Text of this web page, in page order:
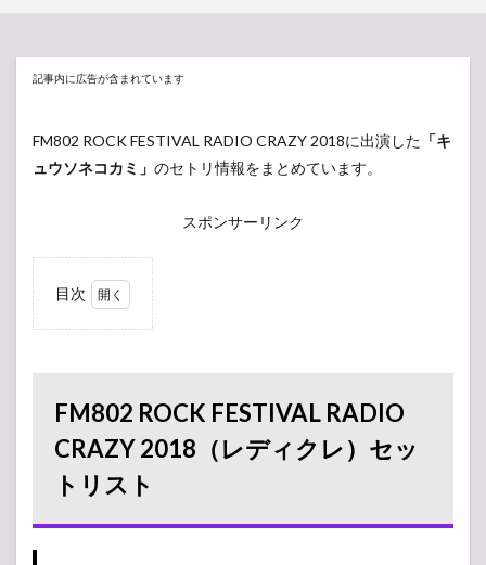
記事内に広告が含まれています
FM802 ROCK FESTIVAL RADIO CRAZY 2018に出演した 「キ
ュウソネコカミ」 のセトリ情報をまとめています。
スポンサーリンク
目次
RADIO
CRAZY
2018（レ
ディク
レ）セッ
トリスト
1.1
キュウソ
FM802 ROCK FESTIVAL RADIO
CRAZY 2018（レディクレ）セッ
トリスト